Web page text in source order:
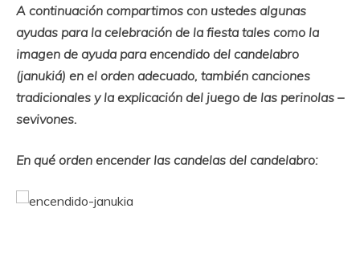
A continuación compartimos con ustedes algunas
ayudas para la celebración de la fiesta tales como la
imagen de ayuda para encendido del candelabro
(janukiá) en el orden adecuado, también canciones
tradicionales y la explicación del juego de las perinolas –
sevivones.
En qué orden encender las candelas del candelabro: